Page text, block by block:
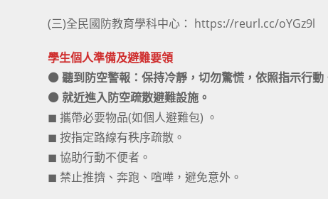
(三)全民國防教育學科中心： https://reurl.cc/oYGz9l
學生個人準備及避難要領
⚫ 聽到防空警報：保持冷靜，切勿驚慌，依照指示行動
⚫ 就近進入防空疏散避難設施。
◼ 攜帶必要物品(如個人避難包) 。
◼ 按指定路線有秩序疏散。
◼ 協助行動不便者。
◼ 禁止推擠、奔跑、喧嘩，避免意外。